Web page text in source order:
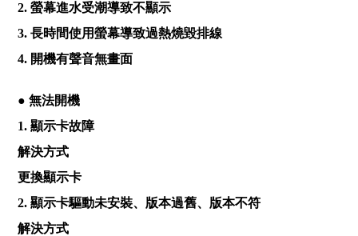
2. 螢幕進水受潮導致不顯示
3. 長時間使用螢幕導致過熱燒毀排線
4. 開機有聲音無畫面
● 無法開機
1. 顯示卡故障
解決方式
更換顯示卡
2. 顯示卡驅動未安裝、版本過舊、版本不符
解決方式